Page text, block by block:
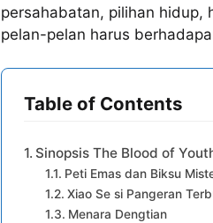
persahabatan, pilihan hidup,
pelan-pelan harus
Table of Contents
Sinopsis The Blood of
Peti Emas dan Biksu
Xiao Se si Pangeran
Menara Dengtian